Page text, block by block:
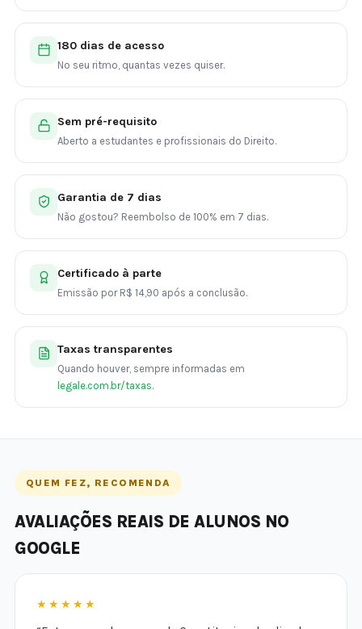
180 dias de acesso
No seu ritmo, quantas vezes quiser.
Sem pré-requisito
Aberto a estudantes e profissionais do Direito.
Garantia de 7 dias
Não gostou? Reembolso de 100% em 7 dias.
Certificado à parte
Emissão por R$ 14,90 após a conclusão.
Taxas transparentes
Quando houver, sempre informadas em
legale.com.br/taxas.
QUEM FEZ, RECOMENDA
AVALIAÇÕES REAIS DE ALUNOS NO
GOOGLE
★★★★★